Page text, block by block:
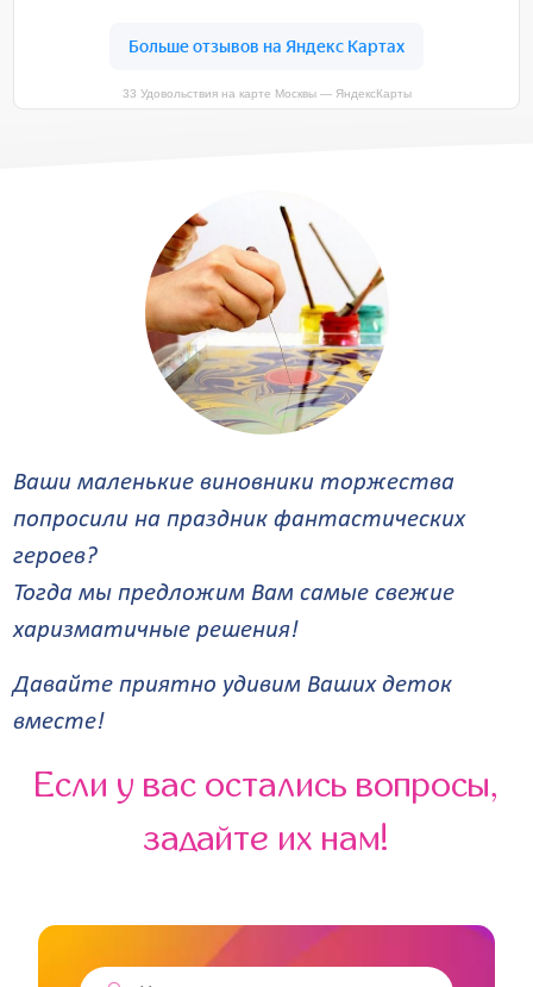
33 Удовольствия на карте Москвы — ЯндексКарты
Ваши маленькие виновники торжества
попросили на праздник фантастических
героев?
Тогда мы предложим Вам самые свежие
харизматичные решения!
Давайте приятно удивим Ваших деток
вместе!
Если у вас остались вопросы,
задайте их нам!